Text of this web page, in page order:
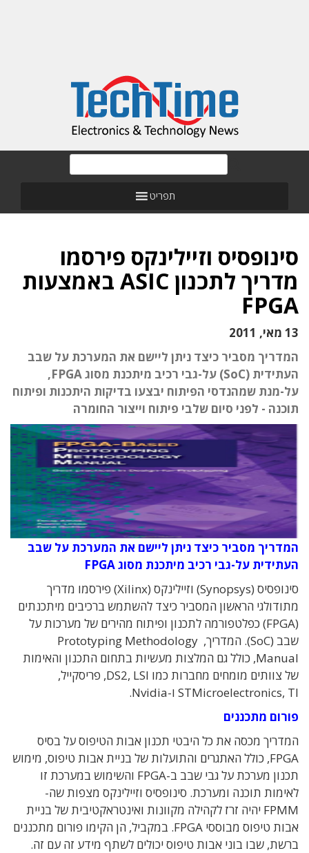
תפריט
סינופסיס וזיילינקס פירסמו
מדריך לתכנון ASIC באמצעות
FPGA
13 מאי, 2011
המדריך מסביר כיצד ניתן ליישם את המערכת על שבב
העתידית (SoC) על-גבי רכיב מיתכנת מסוג FPGA,
על-מנת שמהנדסי הפיתוח יבצעו בדיקות היתכנות ופיתוח
תוכנה - לפני סיום שלבי פיתוח וייצור החומרה
המדריך מסביר כיצד ניתן ליישם את המערכת על שבב
העתידית על-גבי רכיב מיתכנת מסוג FPGA
סינופסיס (Synopsys) וזיילינקס (Xilinx) פירסמו מדריך
מתודולגי הראשון המסביר כיצד להשתמש ברכיבים מיתכנתים
(FPGA) כפלטפורמה לתכנון ופיתוח מהירים של מערכות על
שבב (SoC). המדריך, Prototyping Methodology
Manual, כולל גם המלצות מעשיות בתחום התכנון והאימות
של צוותים מומחים מחברות כמו DS2, LSI, פריסקייל,
STMicroelectronics, TI ו-Nvidia.
פורום מתכננים
המדריך מכסה את כל היבטי תכנון אבות הטיפוס על בסיס
FPGA, כולל האתגרים והתועלות של בניית אבות טיפוס, מימוש
תכנון מערכת על גבי שבב ב-FPGA והשימוש במערכת זו
לאימות תוכנה ומערכת. סינופסיס וזיילינקס מצפות שה-
FPMM יהיה זרז לקהילה מקוונות ואינטראקטיבית של בניית
אבות טיפוס מבוססי FPGA. במקביל, הן הקימו פורום מתכננים
ברשת, שבו בוני אבות טיפוס יכולים לשתף מידע זה עם זה.